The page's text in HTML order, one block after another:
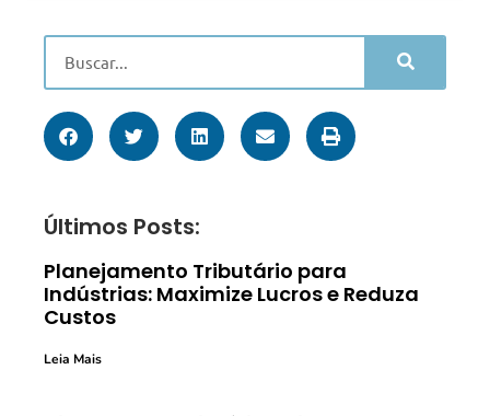
Últimos Posts:
Planejamento Tributário para
Indústrias: Maximize Lucros e Reduza
Custos
Leia Mais